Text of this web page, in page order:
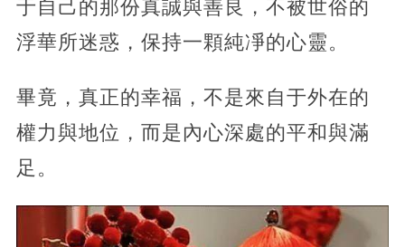
于自己的那份真誠與善良，不被世俗的
浮華所迷惑，保持一顆純凈的心靈。
畢竟，真正的幸福，不是來自于外在的
權力與地位，而是內心深處的平和與滿
足。